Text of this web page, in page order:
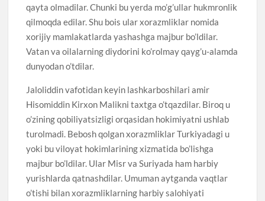
qayta olmadilar. Chunki bu yerda mo’g’ullar hukmronlik
qilmoqda edilar. Shu bois ular xorazmliklar nomida
xorijiy mamlakatlarda yashashga majbur bo’ldilar.
Vatan va oilalarning diydorini ko’rolmay qayg’u-alamda
dunyodan o’tdilar.
Jaloliddin vafotidan keyin lashkarboshilari amir
Hisomiddin Kirxon Malikni taxtga o’tqazdilar. Biroq u
o’zining qobiliyatsizligi orqasidan hokimiyatni ushlab
turolmadi. Bebosh qolgan xorazmliklar Turkiyadagi u
yoki bu viloyat hokimlarining xizmatida bo’lishga
majbur bo’ldilar. Ular Misr va Suriyada ham harbiy
yurishlarda qatnashdilar. Umuman aytganda vaqtlar
o’tishi bilan xorazmliklarning harbiy salohiyati